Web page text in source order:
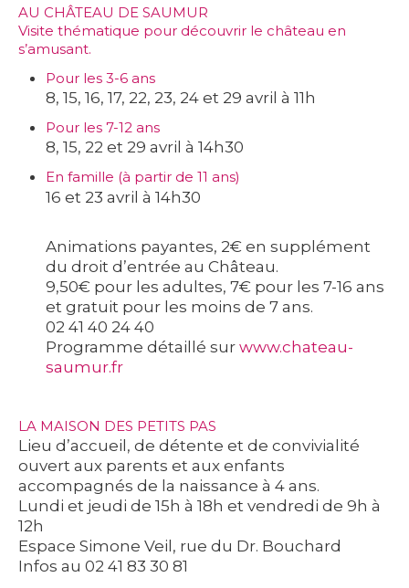
AU CHÂTEAU DE SAUMUR
Visite thématique pour découvrir le château en
s’amusant.
Pour les 3-6 ans
8, 15, 16, 17, 22, 23, 24 et 29 avril à 11h
Pour les 7-12 ans
8, 15, 22 et 29 avril à 14h30
En famille (à partir de 11 ans)
16 et 23 avril à 14h30
Animations payantes, 2€ en supplément
du droit d’entrée au Château.
9,50€ pour les adultes, 7€ pour les 7-16 ans
et gratuit pour les moins de 7 ans.
02 41 40 24 40
Programme détaillé sur www.chateau-
saumur.fr
LA MAISON DES PETITS PAS
Lieu d’accueil, de détente et de convivialité
ouvert aux parents et aux enfants
accompagnés de la naissance à 4 ans.
Lundi et jeudi de 15h à 18h et vendredi de 9h à
12h
Espace Simone Veil, rue du Dr. Bouchard
Infos au 02 41 83 30 81